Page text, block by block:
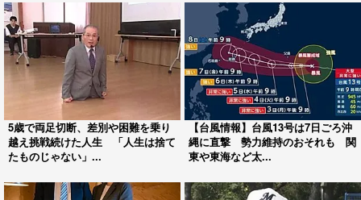
5歳で両足切断、差別や困難を乗り
越え挑戦続けた人生 「人生は捨て
たものじゃない」...
【台風情報】台風13号は7日ごろ沖
縄に直撃 勢力維持のおそれも 関
東や東海など太...